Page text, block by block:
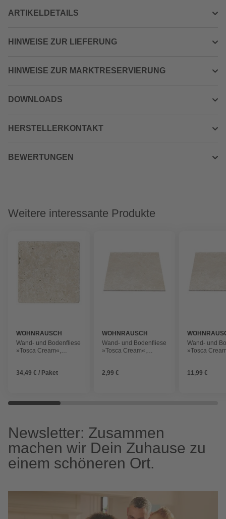
ARTIKELDETAILS
HINWEISE ZUR LIEFERUNG
HINWEISE ZUR MARKTRESERVIERUNG
DOWNLOADS
HERSTELLERKONTAKT
BEWERTUNGEN
Weitere interessante Produkte
WOHNRAUSCH
Wand- und Bodenfliese
»Tosca Cream«,
beige, matt, getrommelt
34,49 € / Paket
WOHNRAUSCH
Wand- und Bodenfliese
»Tosca Cream«,
beige, matt,
2,99 €
Wand- und
»Tosca
beige, matt,
11,99 €
Newsletter: Zusammen
machen wir Dein Zuhause zu
einem schöneren Ort.